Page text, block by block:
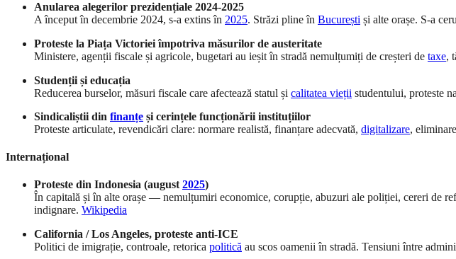
Anularea alegerilor prezidențiale 2024-2025
A început în decembrie 2024, s-a extins în 2025. Străzi pline în București și alte orașe. S-a
Proteste la Piața Victoriei împotriva măsurilor de austeritate
Ministere, agenții fiscale și agricole, bugetari au ieșit în stradă nemulțumiți de creșteri de taxe,
Studenții și educația
Reducerea burselor, măsuri fiscale care afectează statul și calitatea vieții studentului, proteste
Sindicaliștii din finanțe și cerințele funcționării instituțiilor
Proteste articulate, revendicări clare: normare realistă, finanțare adecvată, digitalizare,
Internațional
Proteste din Indonesia (august 2025)
În capitală și în alte orașe — nemulțumiri economice, corupție, abuzuri ale poliției, cereri de
indignare. Wikipedia
California / Los Angeles, proteste anti-ICE
Politici de imigrație, controale, retorica politică au scos oamenii în stradă. Tensiuni între